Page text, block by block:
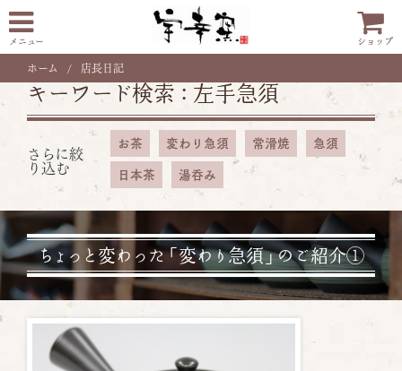
メニュー ショップ
ホーム 店長日記
キーワード検索 : 左手急須
さらに絞
り込む
お茶 変わり急須 常滑焼 急須
日本茶 湯呑み
ちょっと変わった「変わり急須」のご紹介①